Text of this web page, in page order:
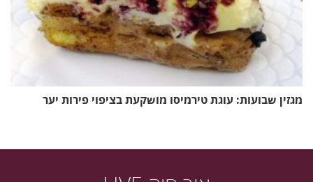
מגזין שבועות: עוגת טירמיסו מושקעת בציפוי פירות יער